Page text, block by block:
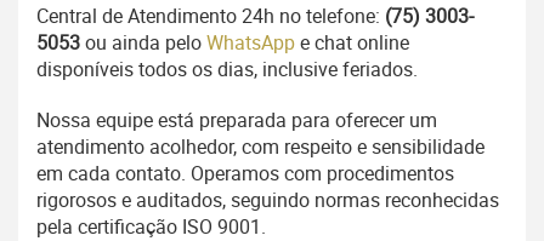
Central de Atendimento 24h no telefone: (75) 3003-
5053ou ainda peloWhatsAppe chat online
disponíveis todos os dias, inclusive feriados.
Nossa equipe está preparada para oferecer um
atendimento acolhedor, com respeito e sensibilidade
em cada contato. Operamos com procedimentos
rigorosos e auditados, seguindo normas reconhecidas
pela certificação ISO 9001.